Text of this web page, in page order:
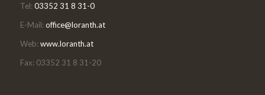
Tel: 03352 31 8 31-0
E-Mail: office@loranth.at
Web: www.loranth.at
Fax: 03352 31 8 31-20